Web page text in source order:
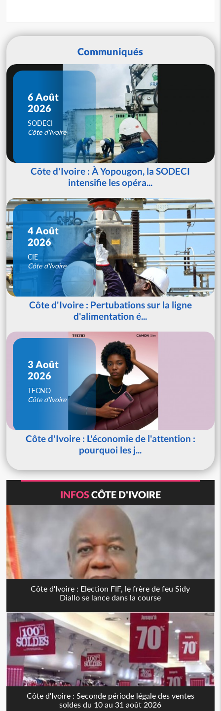
Communiqués
6 Août
2026
SODECI
Côte d'Ivoire
Côte d'Ivoire : À Yopougon, la SODECI
intensifie les opéra...
4 Août
2026
CIE
Côte d'Ivoire
Côte d'Ivoire : Pertubations sur la ligne
d'alimentation é...
3 Août
2026
TECNO
Côte d'Ivoire
Côte d'Ivoire : L'économie de l'attention :
pourquoi les j...
INFOSCÔTE D'IVOIRE
Côte d'Ivoire : Election FIF, le frère de feu Sidy
Diallo se lance dans la course
Côte d'Ivoire : Seconde période légale des ventes
soldes du 10 au 31 août 2026